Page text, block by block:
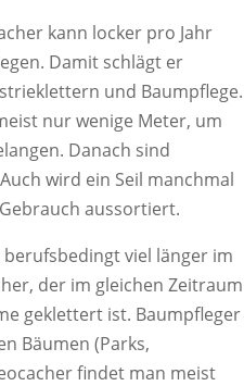
kann locker pro Jahr
Damit schlägt er
und Baumpflege.
nur wenige Meter, um
Danach sind
wird ein Seil manchmal
aussortiert.
viel länger im
der im gleichen Zeitraum
geklettert ist. Baumpfleger
Bäumen (Parks,
findet man meist